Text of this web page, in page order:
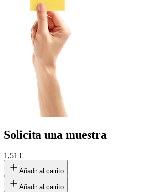
Solicita una muestra
1,51 €
Añadir al carrito
Añadir al carrito